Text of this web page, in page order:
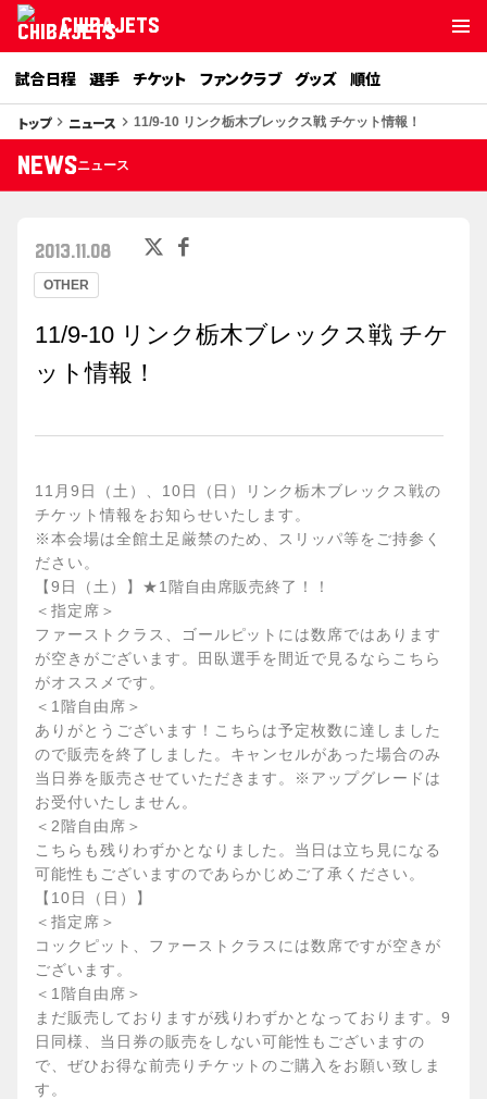
CHIBAJETS
試合日程 選手 チケット ファンクラブ グッズ 順位
トップkeyboard_arrow_right ニュース keyboard_arrow_right 11/9-10 リンク栃木ブレックス戦 チケット情報！
NEWSニュース
OTHER
2013.11.08
11/9-10 リンク栃木ブレックス戦 チケ
ット情報！
11月9日（土）、10日（日）リンク栃木ブレックス戦の
チケット情報をお知らせいたします。
※本会場は全館土足厳禁のため、スリッパ等をご持参く
ださい。
【9日（土）】★1階自由席販売終了！！
＜指定席＞
ファーストクラス、ゴールピットには数席ではあります
が空きがございます。田臥選手を間近で見るならこちら
がオススメです。
＜1階自由席＞
ありがとうございます！こちらは予定枚数に達しました
ので販売を終了しました。キャンセルがあった場合のみ
当日券を販売させていただきます。※アップグレードは
お受付いたしません。
＜2階自由席＞
こちらも残りわずかとなりました。当日は立ち見になる
可能性もございますのであらかじめご了承ください。
【10日（日）】
＜指定席＞
コックピット、ファーストクラスには数席ですが空きが
ございます。
＜1階自由席＞
まだ販売しておりますが残りわずかとなっております。9
日同様、当日券の販売をしない可能性もございますの
で、ぜひお得な前売りチケットのご購入をお願い致しま
す。